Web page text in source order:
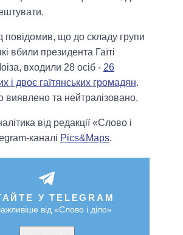
повідомив, що до складу групи
вбили президента Гаїті
входили 28 осіб - 26
і двоє гаїтянських громадян.
виявлено та нейтралізовано.
від редакції «Слово і
каналі Pics&Maps.
У TELEGRAM
від «Слово і діло»